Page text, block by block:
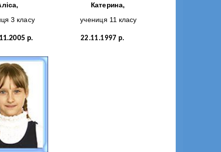
3 класу
Катерина,
учениця 11 класу
р. 22.11.1997 р.